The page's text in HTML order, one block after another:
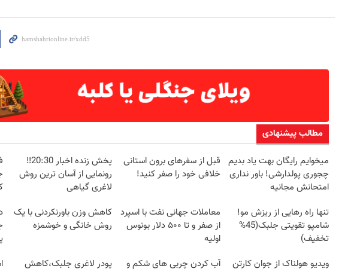
مطالب پیشنهادی
میخوایم رایگان بهت یاد بدیم
چجوری پولدارشی! باور نداری
امتحانش مجانیه
قبل از سفرهای برون استانی
خلافی خود را صفر کنید!
پخش زنده اخبار 20:30‼️
رونمایی از آسان ترین روش
لاغری گیاهی
تنها راه رهایی از ریزش مو!
شامپو تقویتی جلبک(45%
تخفیف)
معاملات جهانی نفت با اسپرد
از صفر و تا ۵۰۰ دلار بونوس
اولیه
کاهش وزن باورنکردنی با یک
روش خانگی و خوشمزه
ویدیو هولناک از جوان کارتن
آب کردن چربی های شکم و
پودر لاغری جلبک،کاهش